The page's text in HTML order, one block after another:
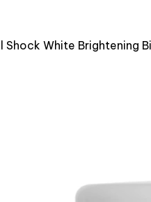
Shock White Brightening